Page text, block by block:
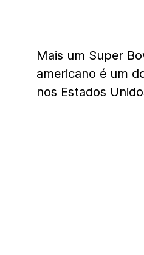
Mais um Super
americano é um
nos Estados